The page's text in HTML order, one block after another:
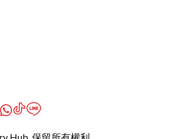
Hub. 保留所有權利.